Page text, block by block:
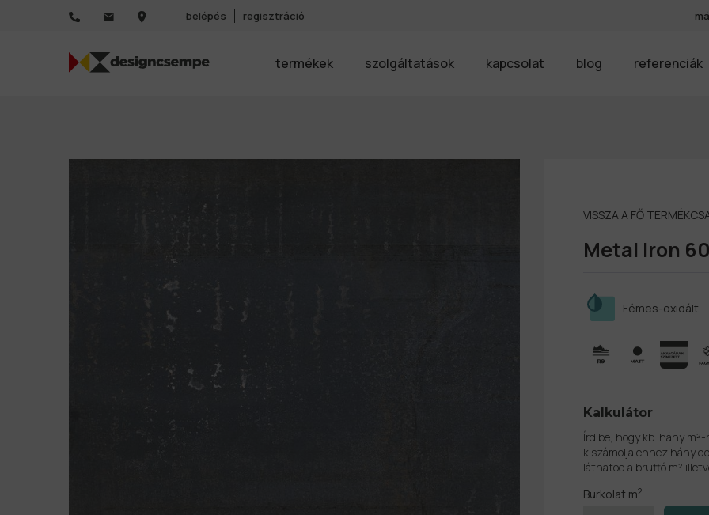
belépés regisztráció
termékek szolgáltatások kapcsolat blog referenciák
VISSZA A FŐ
Metal Iron
Fémes-oxidált
Kalkulátor
Írd be, hogy kb. hány
kiszámolja ehhez hány
láthatod a bruttó m²
Burkolat m2